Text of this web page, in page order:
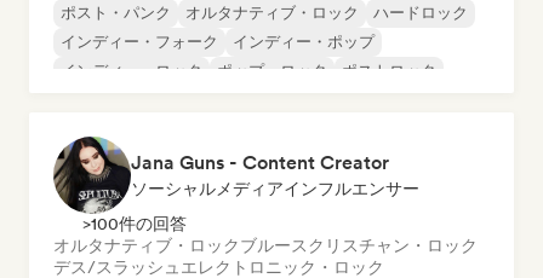
ポスト・パンク オルタナティブ・ロック
ハードロック
インディー・フォーク
インディー・ポップ
インディー・ロック
ポップ・ロック ポストロック
Jana Guns - Content Creator
ソーシャルメディアインフルエンサー
>100件の回答
オルタナティブ・ロックブルースクリスチャン・ロック
デス/スラッシュ エレクトロニック・ロック